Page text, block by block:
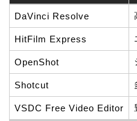
ソフト名
DaVinci Resolve
HitFilm Express
OpenShot
Shotcut
VSDC Free Video Editor